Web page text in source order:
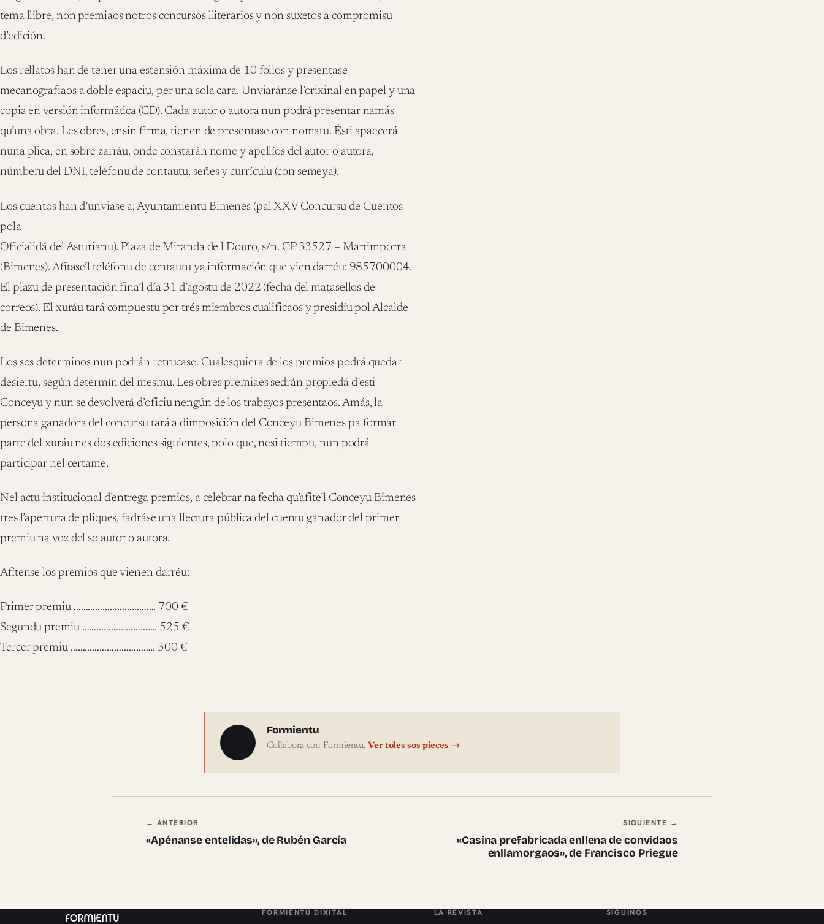
tema llibre, non premiaos notros concursos lliterarios y non suxetos a compromisu
d’edición.
Los rellatos han de tener una estensión máxima de 10 folios y presentase
mecanografiaos a doble espaciu, per una sola cara. Unviaránse l’orixinal en papel y una
copia en versión informática (CD). Cada autor o autora nun podrá presentar namás
qu’una obra. Les obres, ensin firma, tienen de presentase con nomatu. Ésti apaecerá
nuna plica, en sobre zarráu, onde constarán nome y apellíos del autor o autora,
númberu del DNI, teléfonu de contautu, señes y currículu (con semeya).
Los cuentos han d’unviase a: Ayuntamientu Bimenes (pal XXV Concursu de Cuentos
pola
Oficialidá del Asturianu). Plaza de Miranda de l Douro, s/n. CP 33527 – Martimporra
(Bimenes). Afítase’l teléfonu de contautu ya información que vien darréu: 985700004.
El plazu de presentación fina’l día 31 d’agostu de 2022 (fecha del matasellos de
correos). El xuráu tará compuestu por trés miembros cualificaos y presidíu pol Alcalde
de Bimenes.
Los sos determinos nun podrán retrucase. Cualesquiera de los premios podrá quedar
desiertu, según determín del mesmu. Les obres premiaes sedrán propiedá d’esti
Conceyu y nun se devolverá d’oficiu nengún de los trabayos presentaos. Amás, la
persona ganadora del concursu tará a dimposición del Conceyu Bimenes pa formar
parte del xuráu nes dos ediciones siguientes, polo que, nesi tiempu, nun podrá
participar nel certame.
Nel actu institucional d’entrega premios, a celebrar na fecha qu’afite’l Conceyu Bimenes
tres l’apertura de pliques, fadráse una llectura pública del cuentu ganador del primer
premiu na voz del so autor o autora.
Afítense los premios que vienen darréu:
Primer premiu ……………………………. 700 €
Segundu premiu …………………………. 525 €
Tercer premiu …………………………….. 300 €
Sobre l'autor
Formientu
Collabora con Formientu. Ver toles sos pieces →
Navegación ente pieces
← ANTERIOR
«Apénanse entelidas», de Rubén García
SIGUIENTE →
«Casina prefabricada enllena de convidaos
enllamorgaos», de Francisco Priegue
FORMIENTU DIXITAL LA REVISTA SÍGUINOS